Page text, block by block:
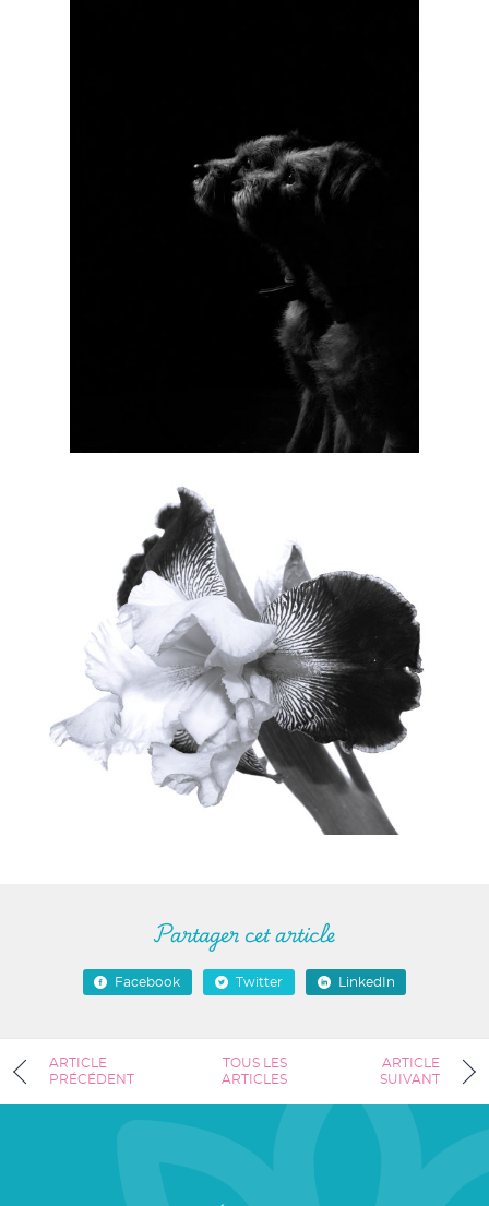
Partager cet article
Facebook Twitter LinkedIn
ARTICLE
PRÉCÉDENT
TOUS LES
ARTICLES
ARTICLE
SUIVANT